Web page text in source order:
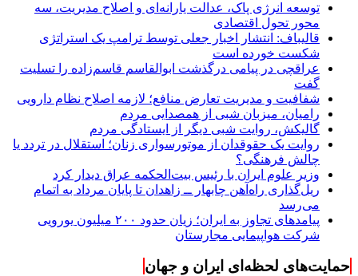
توسعه انرژی پاک، عدالت یارانه‌ای و اصلاح مدیریت، سه
محور تحول اقتصادی
قالیباف: انتشار اخبار جعلی توسط ترامپ یک استراتژی
شکست خورده است
عراقچی در پیامی درگذشت ابوالقاسم قاسم‌زاده را تسلیت
گفت
شفافیت و مدیریت تعارض منافع؛ لازمه اصلاح نظام دارویی
رامیان، میزبان شبی از همصدایی مردم
گالیکش، روایت شبی دیگر از ایستادگی مردم
روایت یک حقوقدان از موتورسواری زنان؛ استقلال در تردد یا
چالش فرهنگی؟
وزیر علوم ایران با رئیس بیت‌الحکمه عراق دیدار کرد
ریل‌گذاری راه‌آهن چابهار ــ زاهدان تا پایان مرداد به اتمام
می‌رسد
پیامدهای تجاوز به ایران؛ زیان حدود ۲۰۰ میلیون یورویی
شرکت هواپیمایی مجارستان
حمایت‌های لحظه‌ای ایران و جهان